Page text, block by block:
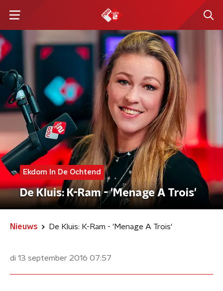
Ekdom In De Ochtend
De Kluis: K-Ram - 'Menage A Trois'
Nieuws De Kluis: K-Ram - 'Menage A Trois'
di 13 september 2016 07:57